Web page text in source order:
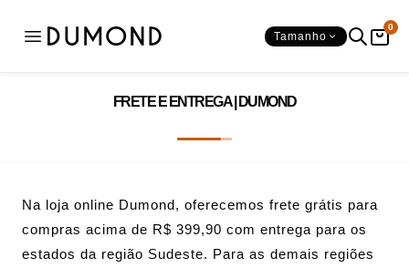
Tamanho
0
Ver tudo
OCASIÕES
Ver tudo
FRETE E ENTREGA | DUMOND
Na loja online Dumond, oferecemos frete grátis para
compras acima de R$ 399,90 com entrega para os
estados da região Sudeste. Para as demais regiões